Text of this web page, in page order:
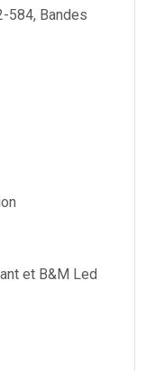
584, Bandes
et B&M Led